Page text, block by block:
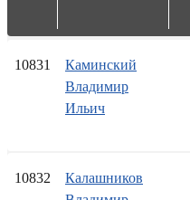
10831
Каминский
Владимир
Ильич
10832
Калашников